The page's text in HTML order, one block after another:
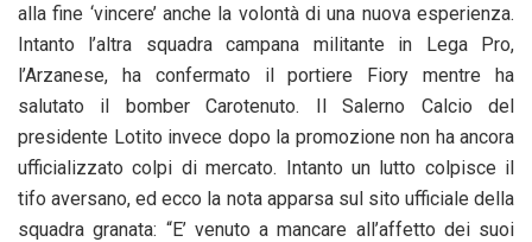
alla fine ‘vincere’ anche la volontà di una nuova esperienza.
Intanto l’altra squadra campana militante in Lega Pro,
l’Arzanese, ha confermato il portiere Fiory mentre ha
salutato il bomber Carotenuto. Il Salerno Calcio del
presidente Lotito invece dopo la promozione non ha ancora
ufficializzato colpi di mercato. Intanto un lutto colpisce il
tifo aversano, ed ecco la nota apparsa sul sito ufficiale della
squadra granata: “E’ venuto a mancare all’affetto dei suoi